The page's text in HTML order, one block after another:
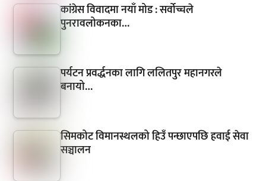
कांग्रेस विवादमा नयाँ मोड : सर्वोच्चले
पुनरावलोकनका…
पर्यटन प्रवर्द्धनका लागि ललितपुर महानगरले
बनायो…
सिमकोट विमानस्थलको हिउँ पन्छाएपछि हवाई सेवा
सञ्चालन